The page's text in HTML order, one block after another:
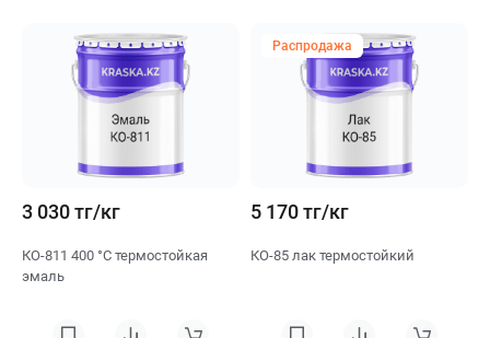
3 030 тг/кг
КО-811 400 °C термостойкая
эмаль
Распродажа
5 170 тг/кг
КО-85 лак термостойкий